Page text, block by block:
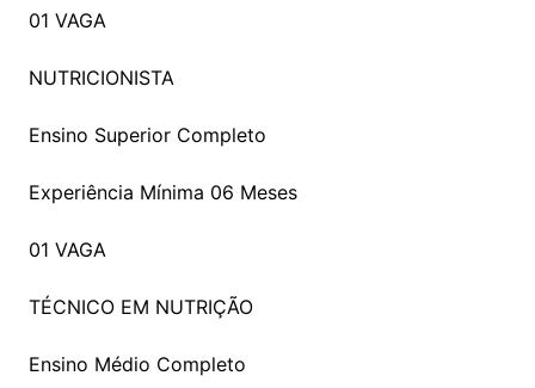
01 VAGA
NUTRICIONISTA
Ensino Superior Completo
Experiência Mínima 06 Meses
01 VAGA
TÉCNICO EM NUTRIÇÃO
Ensino Médio Completo